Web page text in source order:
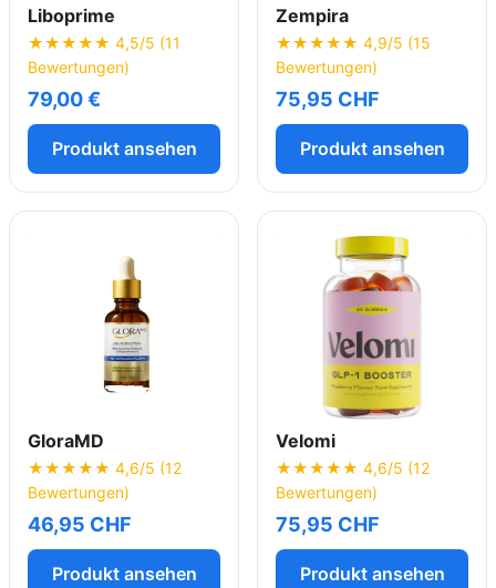
Liboprime
★★★★★ 4,5/5 (11
Bewertungen)
79,00 €
Produkt ansehen
Zempira
★★★★★ 4,9/5 (15
Bewertungen)
75,95 CHF
Produkt ansehen
GloraMD
★★★★★ 4,6/5 (12
Bewertungen)
46,95 CHF
Produkt ansehen
Velomi
★★★★★ 4,6/5 (12
Bewertungen)
75,95 CHF
Produkt ansehen